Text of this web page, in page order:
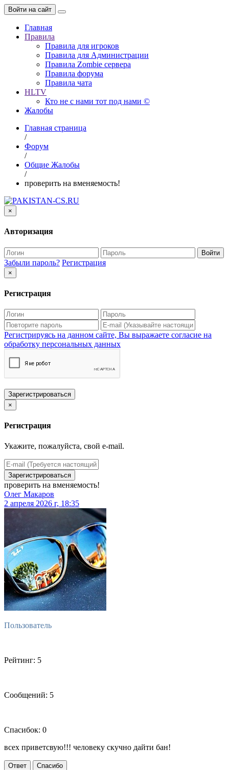
Войти на сайт
Главная
Правила
Правила для игроков
Правила для Администрации
Правила Zombie сервера
Правила форума
Правила чата
HLTV
Кто не с нами тот под нами ©
Жалобы
Главная страница
/
Форум
/
Общие Жалобы
/
проверить на вменяемость!
×
Авторизация
Войти
Забыли пароль? Регистрация
×
Регистрация
Регистрируясь на данном сайте, Вы выражаете согласие на
обработку персональных данных
Зарегистрироваться
×
Регистрация
Укажите, пожалуйста, свой e-mail.
Зарегистрироваться
проверить на вменяемость!
Олег Макаров
2 апреля 2026 г, 18:35
Пользователь
Рейтинг: 5
Сообщений: 5
Спасибок: 0
всех приветсвую!!! человеку скучно дайти бан!
Ответ Спасибо